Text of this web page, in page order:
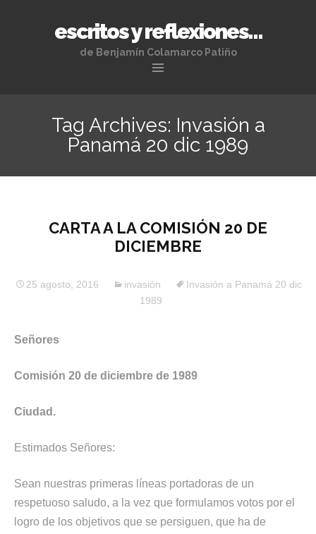
escritos y reflexiones…
de Benjamín Colamarco Patiño
content
Tag Archives: Invasión a
Panamá 20 dic 1989
CARTA A LA COMISIÓN 20 DE
DICIEMBRE
25 agosto, 2016 invasión
Invasión a Panamá 20 dic
1989
Señores
Comisión 20 de diciembre de 1989
Ciudad.
Estimados Señores:
Sean nuestras primeras líneas portadoras de un
respetuoso saludo, a la vez que formulamos votos por el
logro de los objetivos que se persiguen, que ha de